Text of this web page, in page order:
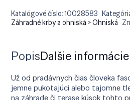
Katalógové číslo:10028583
Záhradné krby a ohniská > Ohniská
PopisĎalšie informácie
Už od pradávnych čias človeka
jemne pukotajúci alebo tajomne
na záhrade či terase kúsok tohto